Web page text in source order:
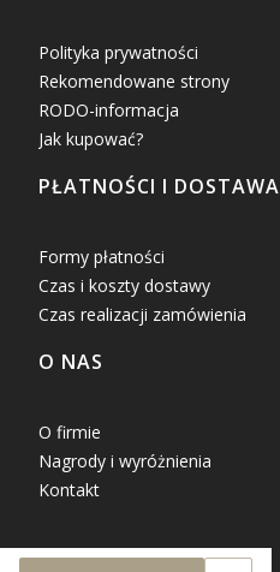
Polityka prywatności
Rekomendowane strony
RODO-informacja
Jak kupować?
PŁATNOŚCI I DOSTAWA
Formy płatności
Czas i koszty dostawy
Czas realizacji zamówienia
O NAS
O firmie
Nagrody i wyróżnienia
Kontakt